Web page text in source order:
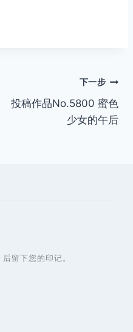
下一步
投稿作品No.5800 蜜色
少女的午后
后留下您的印记。